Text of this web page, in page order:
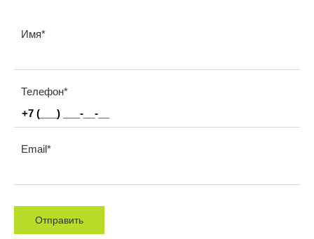
Имя
Телефон
Email
Отправить